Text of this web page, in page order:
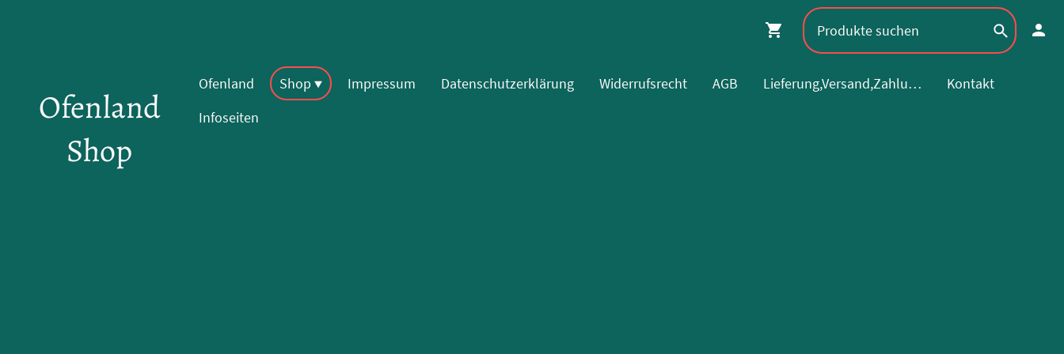
Ofenland
Shop
Ofenland Shop Impressum Datenschutzerklärung Widerrufsrecht AGB Lieferung,Versand,Zahlung
Kontakt
Infoseiten